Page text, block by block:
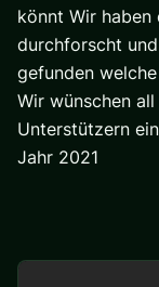
könnt Wir haben
durchforscht
gefunden
Wir wünschen
Unterstützern
Jahr 2021